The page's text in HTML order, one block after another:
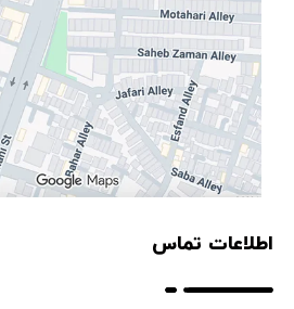
اطلاعات تماس